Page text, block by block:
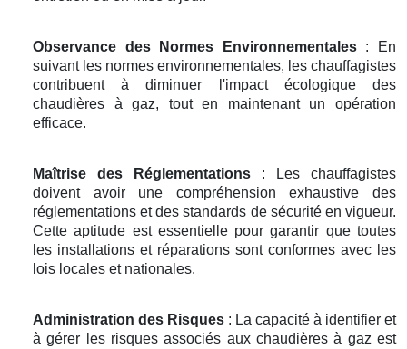
Observance des Normes Environnementales: En
suivant les normes environnementales, les chauffagistes
contribuent à diminuer l'impact écologique des
chaudières à gaz, tout en maintenant un opération
efficace.
Maîtrise des Réglementations : Les chauffagistes
doivent avoir une compréhension exhaustive des
réglementations et des standards de sécurité en vigueur.
Cette aptitude est essentielle pour garantir que toutes
les installations et réparations sont conformes avec les
lois locales et nationales.
Administration des Risques : La capacité à identifier et
à gérer les risques associés aux chaudières à gaz est